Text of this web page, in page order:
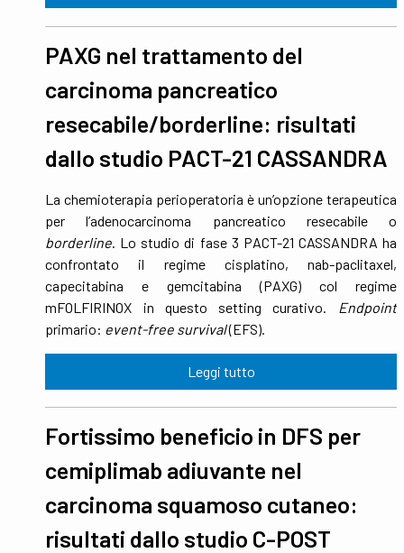
PAXG nel trattamento del
carcinoma pancreatico
resecabile/borderline: risultati
dallo studio PACT-21 CASSANDRA
La chemioterapia perioperatoria è un’opzione terapeutica
per l’adenocarcinoma pancreatico resecabile o
borderline . Lo studio di fase 3 PACT-21 CASSANDRA ha
confrontato il regime cisplatino, nab-paclitaxel,
capecitabina e gemcitabina (PAXG) col regime
mFOLFIRINOX in questo setting curativo.
Endpoint
primario: event-free survival(EFS).
Leggi tutto
Fortissimo beneficio in DFS per
cemiplimab adiuvante nel
carcinoma squamoso cutaneo:
risultati dallo studio C-POST